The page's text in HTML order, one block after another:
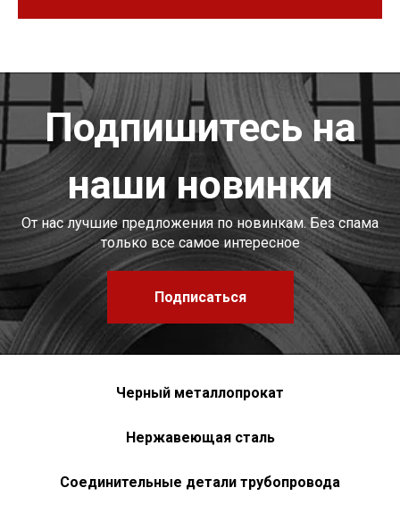
Подпишитесь на
наши новинки
От нас лучшие предложения по новинкам. Без спама
только все самое интересное
Подписаться
Черный металлопрокат
Нержавеющая сталь
Соединительные детали трубопровода